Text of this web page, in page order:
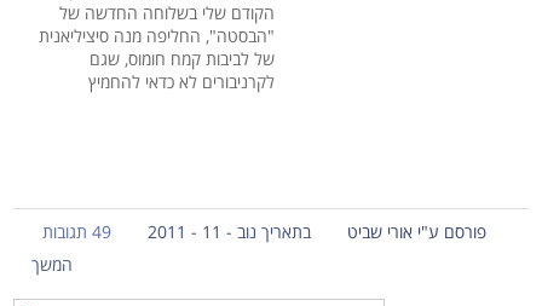
הקודם שלי בשלוחה החדשה של
"הבסטה", החליפה מנה סיציליאנית
של לביבות קמח חומוס, שגם
לקרניבורים לא כדאי להחמיץ
פורסם ע"י אורי שביט בתאריך נוב - 11 - 2011
49 תגובות
המשך